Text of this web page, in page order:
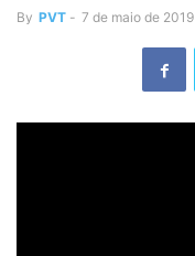
By PVT - 7 de maio de 2019